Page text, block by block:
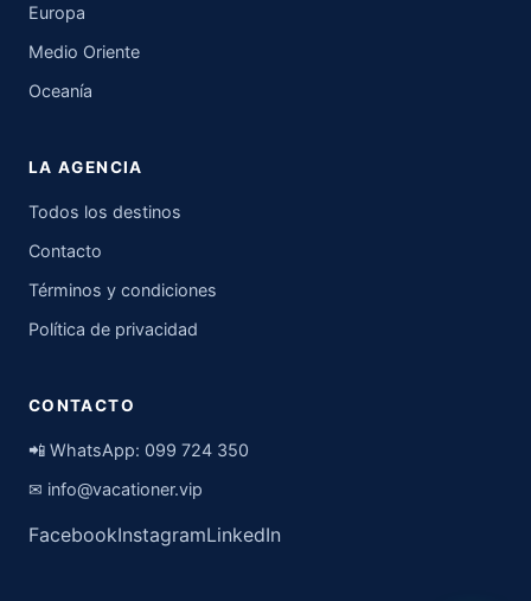
Europa
Medio Oriente
Oceanía
LA AGENCIA
Todos los destinos
Contacto
Términos y condiciones
Política de privacidad
CONTACTO
📲 WhatsApp: 099 724 350
✉ info@vacationer.vip
FacebookInstagramLinkedIn